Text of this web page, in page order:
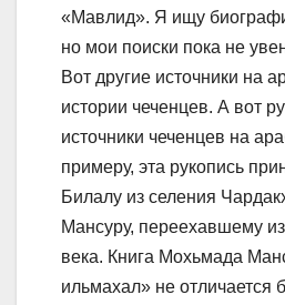
«Мавлид». Я ищу
но мои поиски пока не
Вот другие источники на
истории чеченцев. А вот
источники чеченцев на
примеру, эта рукопись
Билалу из селения
Мансуру, переехавшему
века. Книга Мохьмада
ильмахал» не отличается